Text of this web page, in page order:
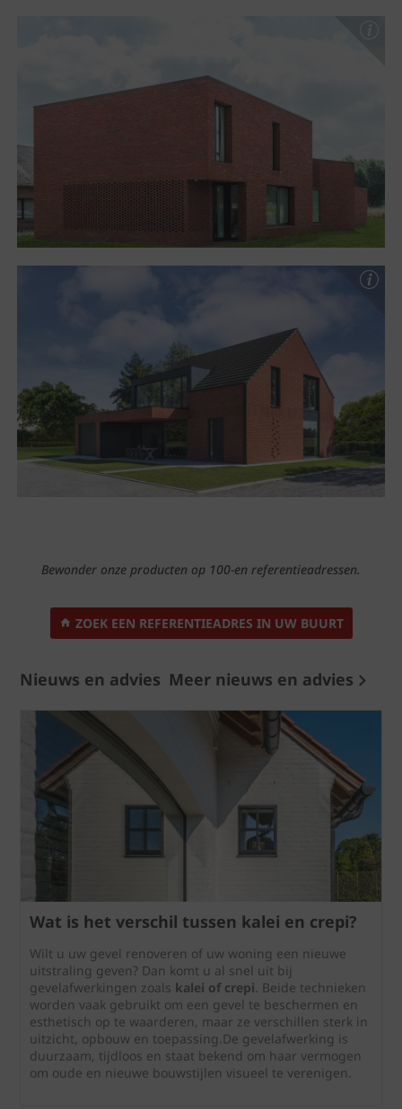
Bewonder onze producten op 100-en referentieadressen.
ZOEK EEN REFERENTIEADRES IN UW BUURT
Nieuws en advies Meer nieuws en advies
Wat is het verschil tussen kalei en crepi?
Wilt u uw gevel renoveren of uw woning een nieuwe
uitstraling geven? Dan komt u al snel uit bij
gevelafwerkingen zoals kalei of crepi. Beide technieken
worden vaak gebruikt om een gevel te beschermen en
esthetisch op te waarderen, maar ze verschillen sterk in
uitzicht, opbouw en toepassing.De gevelafwerking is
duurzaam, tijdloos en staat bekend om haar vermogen
om oude en nieuwe bouwstijlen visueel te verenigen.